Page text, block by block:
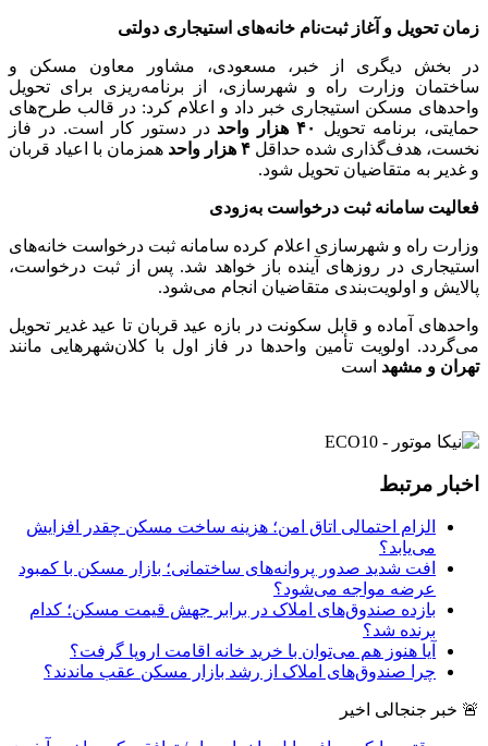
زمان تحویل و آغاز ثبت‌نام خانه‌های استیجاری دولتی
در بخش دیگری از خبر، مسعودی، مشاور معاون مسکن و
ساختمان وزارت راه و شهرسازی، از برنامه‌ریزی برای تحویل
واحدهای مسکن استیجاری خبر داد و اعلام کرد: در قالب طرح‌های
حمایتی، برنامه تحویل
۴۰ هزار واحد
در دستور کار است. در فاز
نخست، هدف‌گذاری شده حداقل ۴ هزار واحد
همزمان با اعیاد قربان
و غدیر به متقاضیان تحویل شود.
فعالیت سامانه ثبت درخواست به‌زودی
وزارت راه و شهرسازی اعلام کرده سامانه ثبت درخواست خانه‌های
استیجاری در روزهای آینده باز خواهد شد. پس از ثبت درخواست،
پالایش و اولویت‌بندی متقاضیان انجام می‌شود.
واحدهای آماده و قابل سکونت در بازه عید قربان تا عید غدیر تحویل
می‌گردد. اولویت تأمین واحدها در فاز اول با کلان‌شهرهایی مانند
تهران و مشهد است
اخبار مرتبط
الزام احتمالی اتاق امن؛ هزینه ساخت مسکن چقدر افزایش
می‌یابد؟
افت شدید صدور پروانه‌های ساختمانی؛ بازار مسکن با کمبود
عرضه مواجه می‌شود؟
بازده صندوق‌های املاک در برابر جهش قیمت مسکن؛ کدام
برنده شد؟
آیا هنوز هم می‌توان با خرید خانه اقامت اروپا گرفت؟
چرا صندوق‌های املاک از رشد بازار مسکن عقب ماندند؟
🚨 خبر جنجالی اخیر